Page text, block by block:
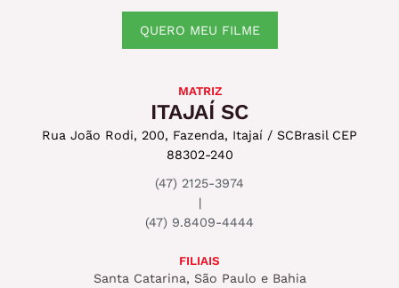
QUERO MEU FILME
MATRIZ
ITAJAÍ SC
Rua João Rodi, 200, Fazenda, Itajaí / SCBrasil CEP
88302-240
(47) 2125-3974
|
(47) 9.8409-4444
FILIAIS
Santa Catarina, São Paulo e Bahia